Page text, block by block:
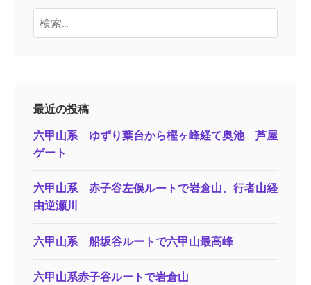
検
索:
最近の投稿
六甲山系 ゆずり葉台から樫ヶ峰経て奥池 芦屋
ゲート
六甲山系 赤子谷左俣ルートで岩倉山、行者山経
由逆瀬川
六甲山系 船坂谷ルートで六甲山最高峰
六甲山系赤子谷ルートで岩倉山